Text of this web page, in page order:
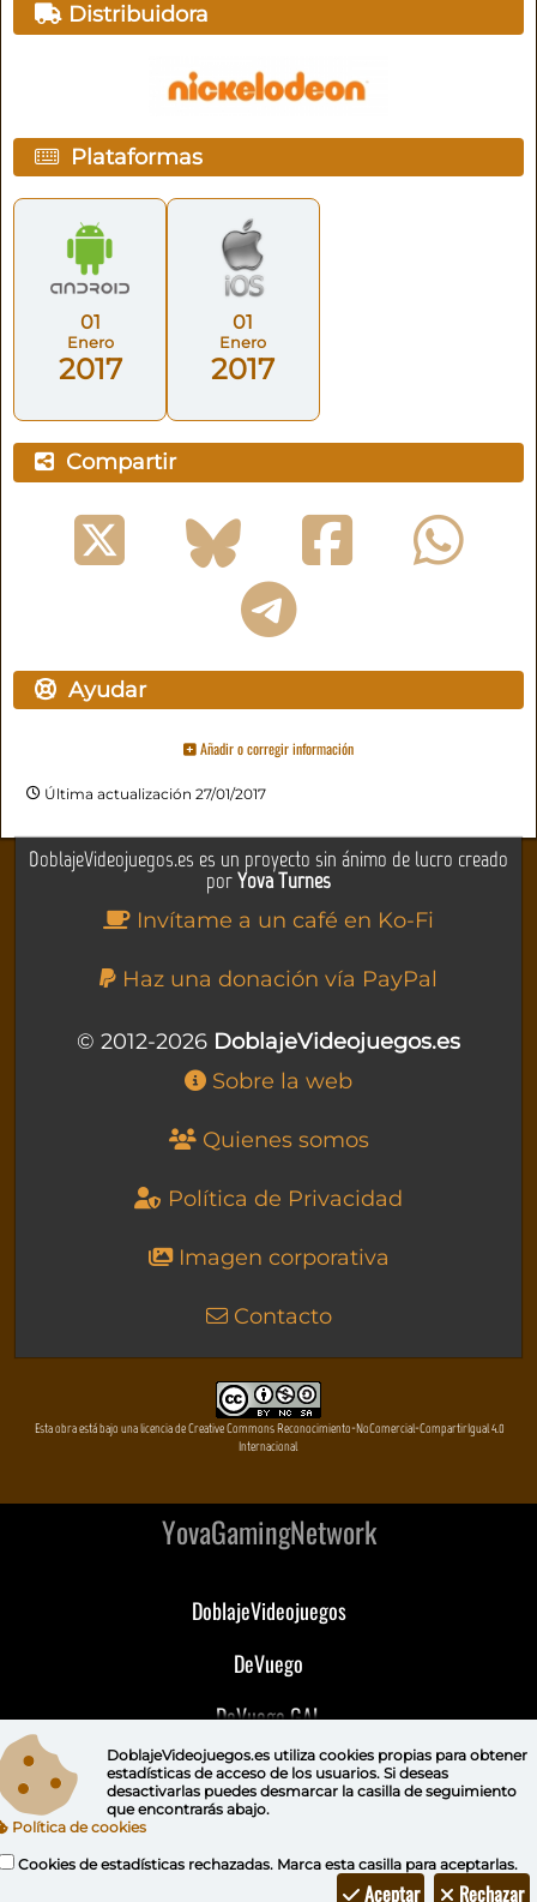
Distribuidora
Plataformas
01
Enero
2017
01
Enero
2017
Compartir
Ayudar
Añadir o corregir información
Última actualización 27/01/2017
DoblajeVideojuegos.es es un proyecto sin ánimo de lucro creado
porYova Turnes
Invítame a un café en Ko-Fi
Haz una donación vía PayPal
© 2012-2026 DoblajeVideojuegos.es
Sobre la web
Quienes somos
Política de Privacidad
Imagen corporativa
Contacto
Esta obra está bajo una licencia de Creative Commons Reconocimiento-NoComercial-CompartirIgual 4.0
Internacional
YovaGamingNetwork
DoblajeVideojuegos
DeVuego
DeVuego GAL
DeVuego LATAM
DeVuego Portugal
DoblajeVideojuegos.es utiliza cookies propiaspara obtener
estadísticas de acceso de los usuarios. Si deseas
desactivarlas puedes desmarcar la casilla de seguimiento
que encontrarás abajo.
Política de cookies
Cookies de estadísticas rechazadas. Marca esta casilla para aceptarlas.
Rechazar
Aceptar